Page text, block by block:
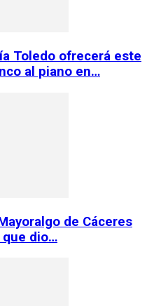
Toledo ofrecerá este
al piano en…
de Cáceres
que dio…